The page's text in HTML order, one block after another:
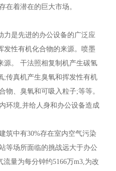
在着潜在的巨大市场。
力是先进的办公设备的广泛应
发性有机化合物的来源。喷墨
源。 干法照相复制机产生碳氢
;传真机产生臭氧和挥发性有机
物、臭氧和可吸入粒子;等等。
环境,并给人身和办公设备造成
筑中有30%存在室内空气污染
等场所面临的挑战远大于办公
量为每分钟约5166万m3,为改